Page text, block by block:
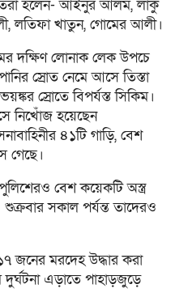
হলেন- আইনুর আলম, লাকু
লতিফা খাতুন, গোমের আলী।
দক্ষিণ লোনাক লেক উপচে
স্রোত নেমে আসে তিস্তা
স্রোতে বিপর্যস্ত সিকিম।
নিখোঁজ হয়েছেন
৪১টি গাড়ি, বেশ
গেছে।
বেশ কয়েকটি অস্ত্র
সকাল পর্যন্ত তাদেরও
জনের মরদেহ উদ্ধার করা
দুর্ঘটনা এড়াতে পাহাড়জুড়ে